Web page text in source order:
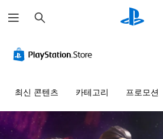
색
최신 콘텐츠 카테고리 프로모션